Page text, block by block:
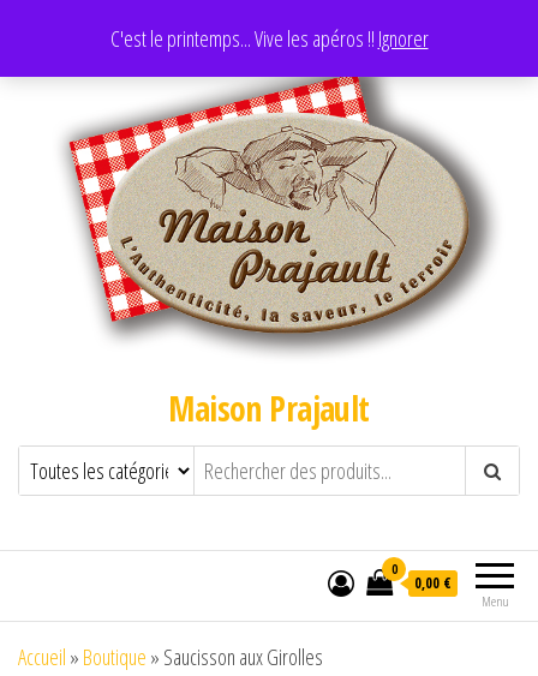
C'est le printemps... Vive les apéros !! Ignorer
Maison Prajault
Menu
0
0,00 €
Accueil » Boutique » Saucisson aux Girolles